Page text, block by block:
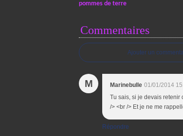
pommes de terre
Commentaires
Ajouter un
M Marinebulle 01/01/2014
Tu sais, si je devais retenir
/> <br /> Et je ne me
Répondre